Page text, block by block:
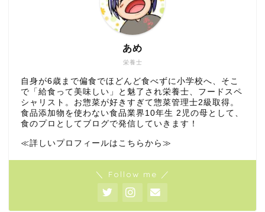
栄養士
あめ
自身が6歳まで偏食でほどんど食べずに小学校へ、そこ
で「給食って美味しい」と魅了され栄養士、フードスペ
シャリスト。お惣菜が好きすぎて惣菜管理士2級取得。
食品添加物を使わない食品業界10年生 2児の母として、
食のプロとしてブログで発信していきます！
≪詳しいプロフィールはこちらから≫
＼ Follow me ／